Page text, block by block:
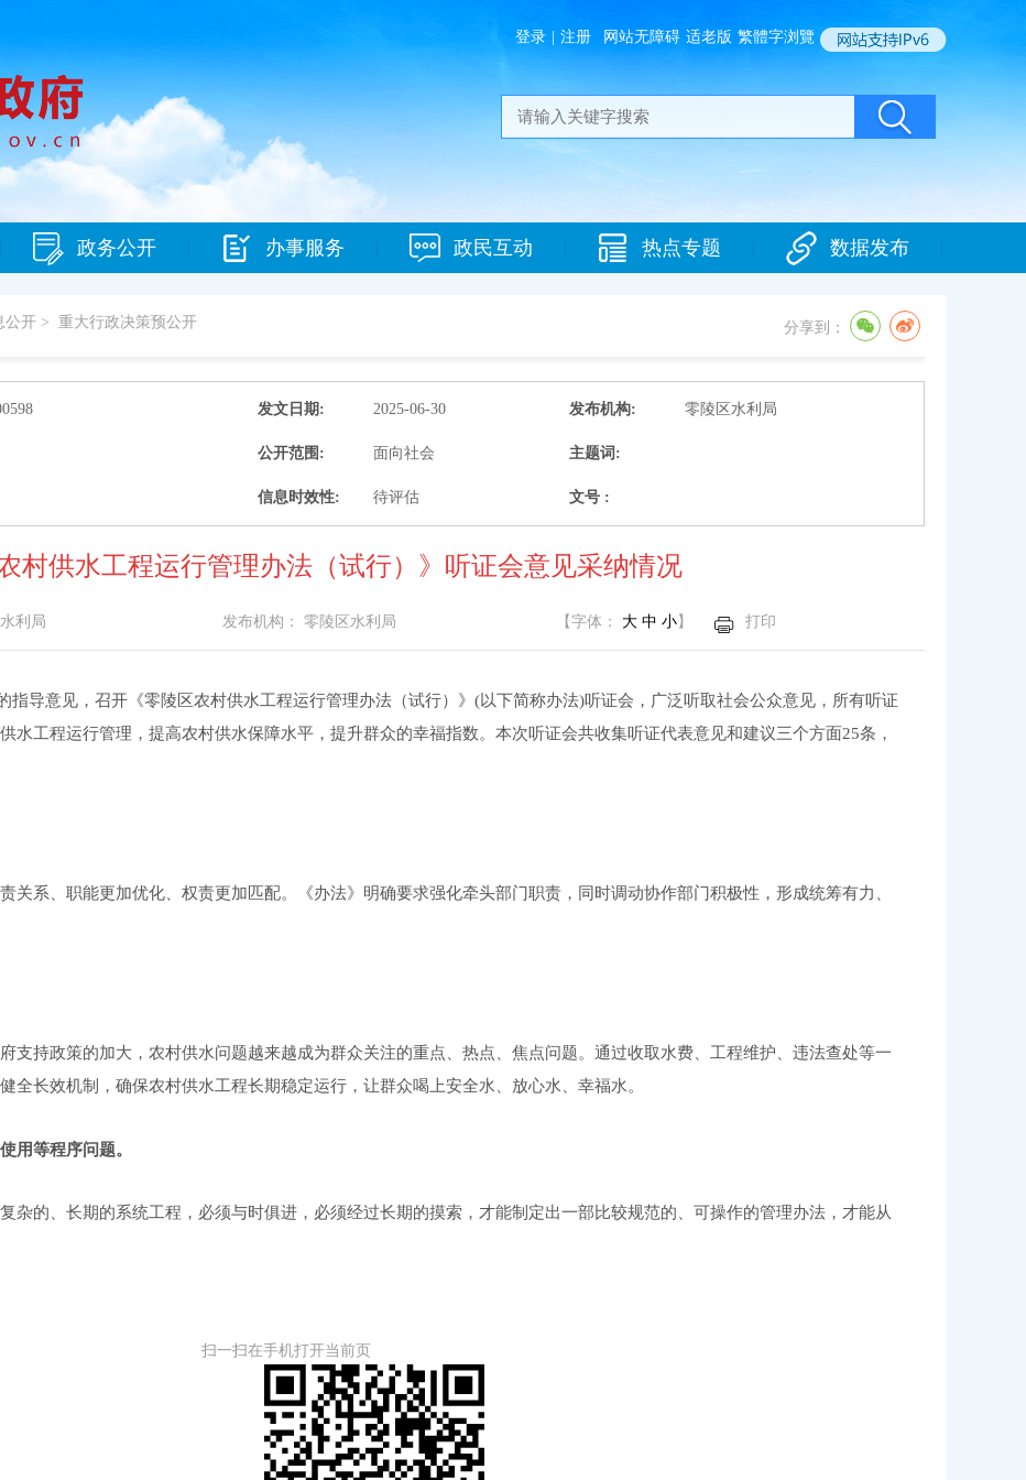
登录 注册 网站无障碍 适老版 繁體字浏覽
政务公开 办事服务 政民互动 热点专题 数据发布
公开 > 重大行政决策预公开 分享到：
发文日期: 2025-06-30 发布机构: 零陵区水利局
公开范围: 面向社会 主题词:
信息时效性: 待评估 文号 :
农村供水工程运行管理办法（试行）》听证会意见采纳情况
利局 发布机构： 零陵区水利局 【字体： 大 中 小 】 打印
指导意见，召开 《零陵区农村供水工程运行管理办法（试行）》 (以下简称办法)听证会 ，广泛 听取社会公众意见，所有听证
水工程运行管理 ， 提高农村供水保障水平，提升群众的幸福指数。本次听证会共收集听证代表意见和建议三个方面25条，
关系、职能更加优化、权责更加匹配。 《办法》明确要求强化牵头部门职责，同时调动协作部门积极性，形成统筹有力、
支持政策的加大， 农村供水问题越来越成为群众关注的重点、热点、焦点问题。通过收取水费、工程维护、违法查处等一
全长效机制，确保农村供水工程长期稳定运行，让群众喝上安全水、放心水、幸福水。
用等程序问题。
杂的、长期的系统工程，必须与时俱进，必须经过长期的摸索，才能制定出一部比较规范的、可操作的管理办法，才能从
扫一扫在手机打开当前页